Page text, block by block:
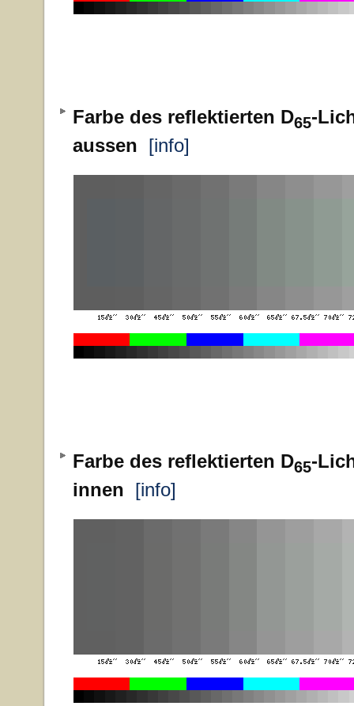
Farbe des reflektierten D65-
aussen
[info]
Farbe des reflektierten D65-
innen [info]